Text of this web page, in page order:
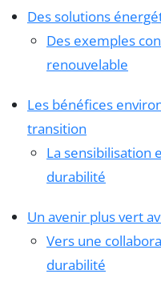
Des solutions
Des exemples
renouvelable
Les bénéfices
transition
La sensibilisation
durabilité
Un avenir plus vert
Vers une
durabilité